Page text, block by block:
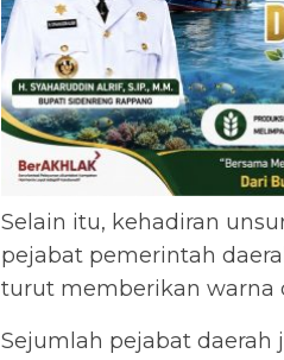
Selain itu, kehadiran
pejabat pemerintah
turut memberikan warna
Sejumlah pejabat daerah